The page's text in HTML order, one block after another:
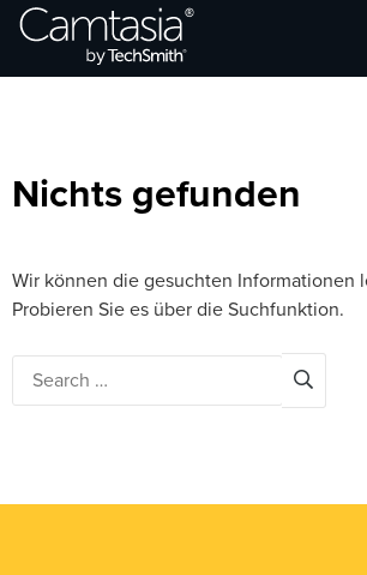
Direkt
zumBrowse Categories
Nichts gefunden
Wir können die gesuchten Informationen
Probieren Sie es über die Suchfunktion.